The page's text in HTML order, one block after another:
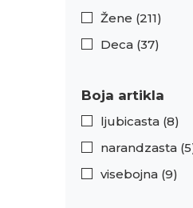
Žene (211)
Deca (37)
Boja artikla
ljubicasta (8)
narandzasta
visebojna (9)